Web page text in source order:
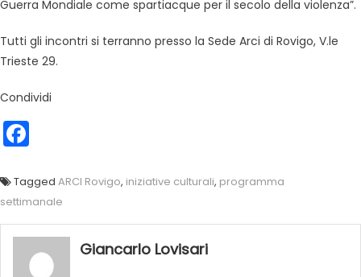
Guerra Mondiale come spartiacque per il secolo della violenza”.
Tutti gli incontri si terranno presso la Sede Arci di Rovigo, V.le
Trieste 29.
Condividi
Tagged ARCI Rovigo, iniziative culturali, programma
settimanale
Giancarlo Lovisari